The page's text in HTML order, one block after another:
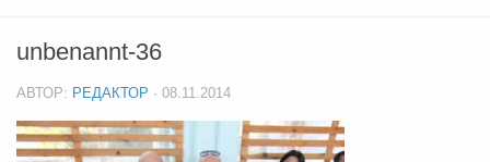
unbenannt-36
АВТОР: РЕДАКТОР · 08.11.2014